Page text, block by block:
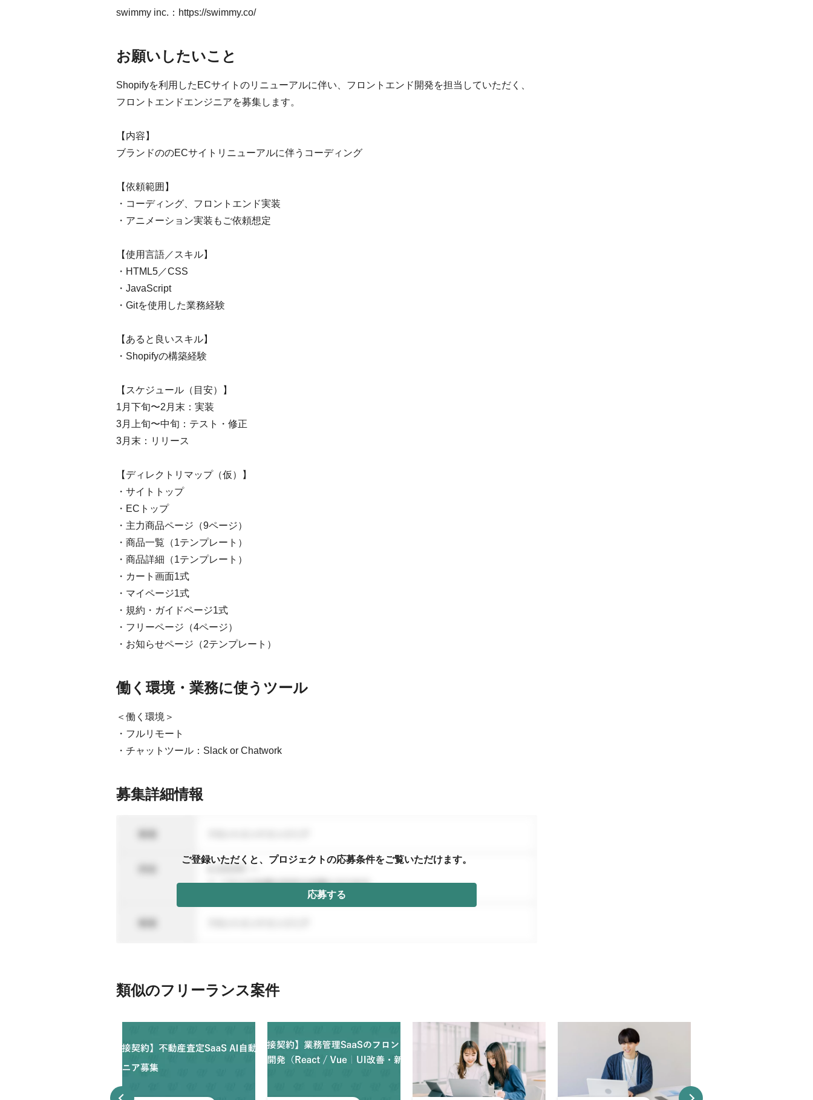
swimmy inc.： https://swimmy.co/
お願いしたいこと
Shopifyを利用したECサイトのリニューアルに伴い、フロントエンド開発を担当していただく、
フロントエンドエンジニアを募集します。
【内容】
ブランドののECサイトリニューアルに伴うコーディング
【依頼範囲】
・コーディング、フロントエンド実装
・アニメーション実装もご依頼想定
【使用言語／スキル】
・HTML5／CSS
・JavaScript
・Gitを使用した業務経験
【あると良いスキル】
・Shopifyの構築経験
【スケジュール（目安）】
1月下旬〜2月末：実装
3月上旬〜中旬：テスト・修正
3月末：リリース
【ディレクトリマップ（仮）】
・サイトトップ
・ECトップ
・主力商品ページ（9ページ）
・商品一覧（1テンプレート）
・商品詳細（1テンプレート）
・カート画面1式
・マイページ1式
・規約・ガイドページ1式
・フリーページ（4ページ）
・お知らせページ（2テンプレート）
働く環境・業務に使うツール
＜働く環境＞
・フルリモート
・チャットツール：Slack or Chatwork
募集詳細情報
ご登録いただくと、プロジェクトの応募条件をご覧いただけます。
応募する
類似のフリーランス案件